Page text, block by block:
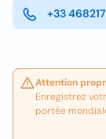
+33
Attention
Enregistrez
portée